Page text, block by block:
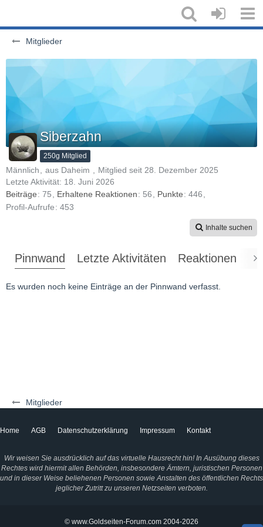
Mitglieder
Mitglieder
Siberzahn
250g Mitglied
Männlich aus Daheim
Mitglied seit 28. Dezember 2025
Letzte Aktivität: 18. Juni 2026
Beiträge
75 Erhaltene Reaktionen 56 Punkte
446
Profil-Aufrufe
453
Inhalte suchen
Pinnwand Letzte Aktivitäten Reaktionen
Es wurden noch keine Einträge an der Pinnwand verfasst.
Home AGB Datenschutzerklärung Impressum Kontakt
Wir weisen Sie ausdrücklich auf das virtuelle Hausrecht hin! In Ausübung dieses
Rechtes wird hiermit allen Behörden, insbesondere Ämtern, juristischen Personen
und in dieser Weise beliehenen Personen sowie Anstalten des öffentlichen Rechts
jeglicher Zutritt zu unseren Netzseiten verboten.
© www.Goldseiten-Forum.com 2004-2026